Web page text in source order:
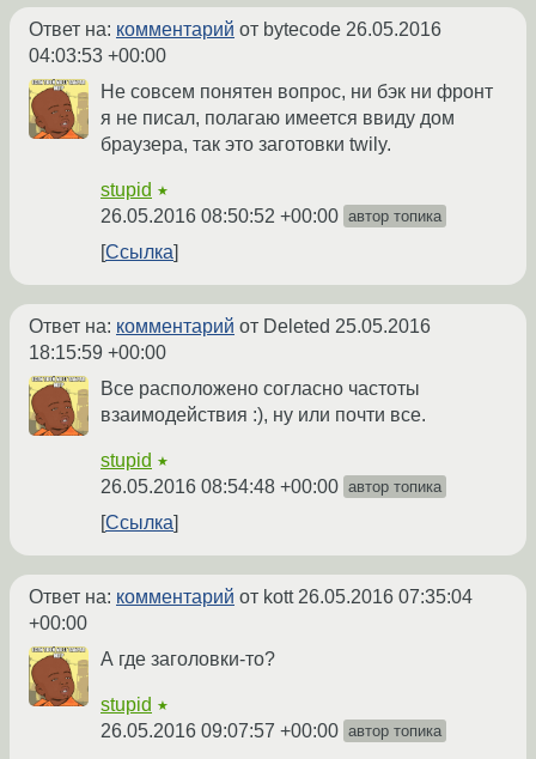
Ответ на: комментарий от bytecode 26.05.2016
04:03:53 +00:00
Не совсем понятен вопрос, ни бэк ни фронт
я не писал, полагаю имеется ввиду дом
браузера, так это заготовки twily.
stupid ★
26.05.2016 08:50:52 +00:00 автор топика
Ссылка
Ответ на: комментарий от Deleted 25.05.2016
18:15:59 +00:00
Все расположено согласно частоты
взаимодействия :), ну или почти все.
stupid ★
26.05.2016 08:54:48 +00:00 автор топика
Ссылка
Ответ на: комментарий от kott 26.05.2016 07:35:04
+00:00
А где заголовки-то?
stupid ★
26.05.2016 09:07:57 +00:00 автор топика